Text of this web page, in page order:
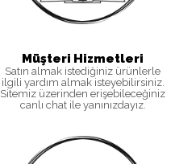
Müşteri Hizmetleri
Satın almak istediğiniz ürünlerle
ilgili yardım almak isteyebilirsiniz.
Sitemiz üzerinden erişebileceğiniz
canlı chat ile yanınızdayız.